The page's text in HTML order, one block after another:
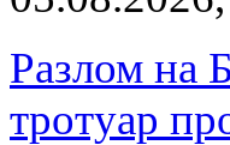
Разлом на
тротуар